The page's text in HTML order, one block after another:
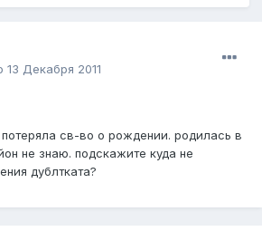
13 Декабря 2011
св-во о рождении. родилась в
не знаю. подскажите куда не
дублтката?